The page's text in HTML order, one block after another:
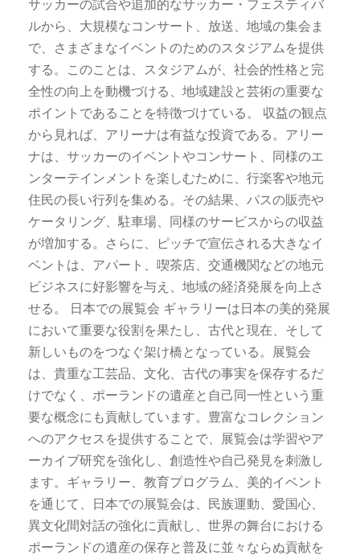
サッカーの試合や追加的なサッカー・フェスティバ
ルから、大規模なコンサート、放送、地域の集会ま
で、さまざまなイベントのためのスタジアムを提供
する。このことは、スタジアムが、社会的性格と完
全性の向上を動機づける、地域建設と芸術の重要な
ポイントであることを特徴づけている。 収益の観点
から見れば、アリーナは有益な投資である。アリー
ナは、サッカーのイベントやコンサート、同様のエ
ンターテインメントを楽しむために、行楽客や地元
住民の長い行列を集める。その結果、パスの販売や
ケータリング、駐車場、同様のサービスからの収益
が増加する。さらに、ピッチで宣伝される大きなイ
ベントは、アパート、喫茶店、交通機関などの地元
ビジネスに好影響を与え、地域の経済発展を向上さ
せる。 日本での展覧会 ギャラリーは日本の美的発展
において重要な役割を果たし、古代と現在、そして
新しいものをつなぐ架け橋となっている。展覧会
は、貴重な工芸品、文化、古代の事実を保存するだ
けでなく、ポーランドの遺産と自己同一性という重
要な概念にも貢献しています。豊富なコレクション
へのアクセスを提供することで、展覧会は学習やア
ーカイブ研究を強化し、創造性や自己発見を刺激し
ます。ギャラリー、教育プログラム、美的イベント
を通じて、日本での展覧会は、民族運動、愛国心、
異文化間対話の強化に貢献し、世界の舞台における
ポーランドの遺産の保存と普及に並々ならぬ貢献を